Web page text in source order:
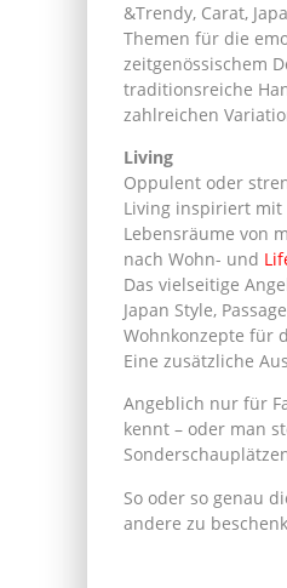
&Trendy, Carat,
Themen für die
zeitgenössischem
traditionsreiche
zahlreichen
Living
Oppulent oder
Living inspiriert mit
Lebensräume von
nach Wohn- und
Das vielseitige
Japan Style,
Wohnkonzepte für
Eine zusätzliche
Angeblich nur für
kennt – oder man
So oder so genau
andere zu